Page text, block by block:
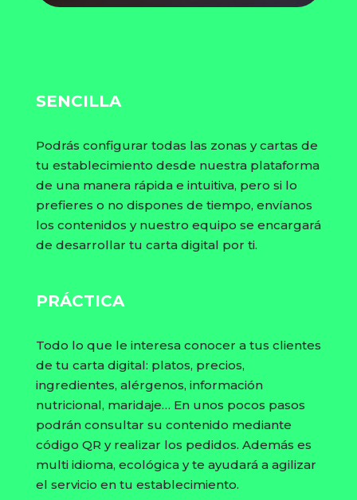
SENCILLA
Podrás configurar todas las zonas y cartas de
tu establecimiento desde nuestra plataforma
de una manera rápida e intuitiva, pero si lo
prefieres o no dispones de tiempo, envíanos
los contenidos y nuestro equipo se encargará
de desarrollar tu carta digital por ti.
PRÁCTICA
Todo lo que le interesa conocer a tus clientes
de tu carta digital: platos, precios,
ingredientes, alérgenos, información
nutricional, maridaje… En unos pocos pasos
podrán consultar su contenido mediante
código QR y realizar los pedidos. Además es
multi idioma, ecológica y te ayudará a agilizar
el servicio en tu establecimiento.